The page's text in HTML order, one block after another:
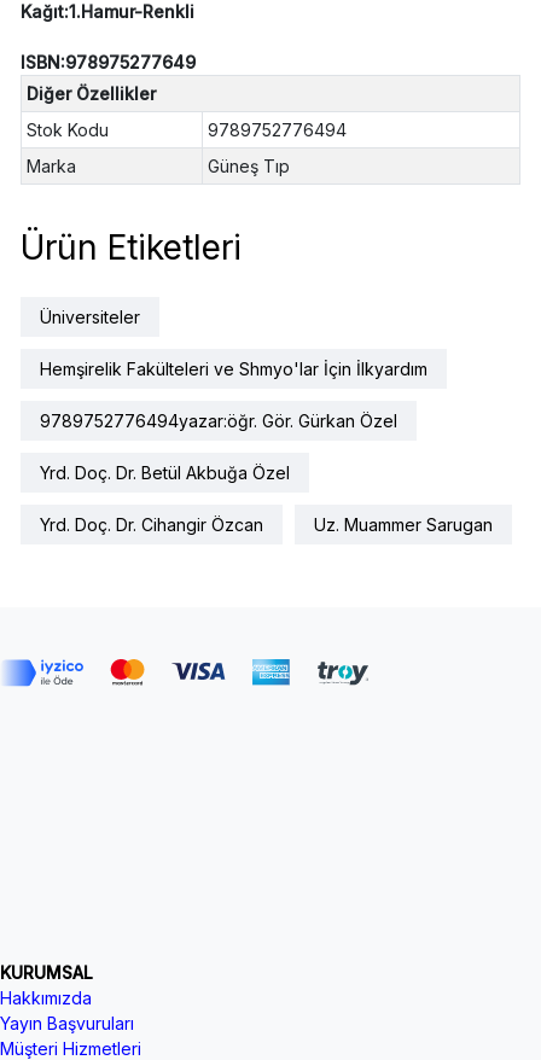
Kağıt:1.Hamur-Renkli
ISBN:978975277649
Diğer Özellikler
Stok Kodu
9789752776494
Marka
Güneş Tıp
Ürün Etiketleri
Üniversiteler
Hemşirelik Fakülteleri ve Shmyo'lar İçin İlkyardım
9789752776494yazar:öğr. Gör. Gürkan Özel
Yrd. Doç. Dr. Betül Akbuğa Özel
Yrd. Doç. Dr. Cihangir Özcan Uz. Muammer Sarugan
KURUMSAL
Hakkımızda
Yayın Başvuruları
Müşteri Hizmetleri